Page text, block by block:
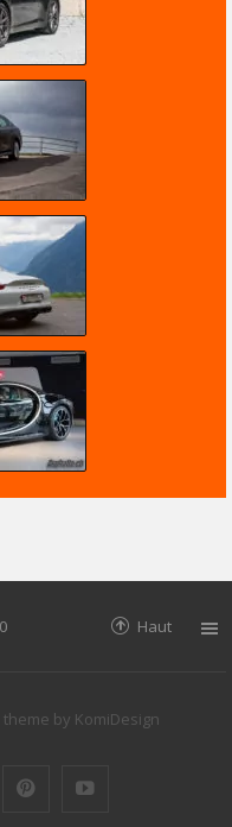
Haut
theme by KomiDesign